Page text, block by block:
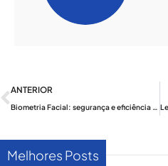
Anterior
ANTERIOR
Biometria Facial: segurança e eficiência na identificação de usuários
Melhores Posts